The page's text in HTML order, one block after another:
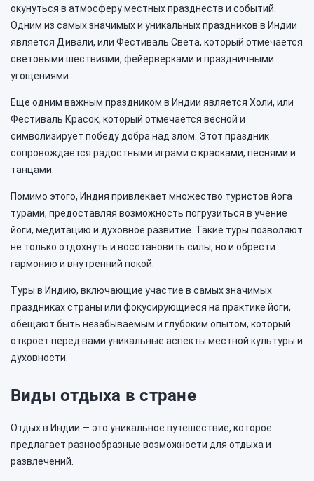
окунуться в атмосферу местных празднеств и событий.
Одним из самых значимых и уникальных праздников в Индии
является Дивали, или Фестиваль Света, который отмечается
световыми шествиями, фейерверками и праздничными
угощениями.
Еще одним важным праздником в Индии является Холи, или
Фестиваль Красок, который отмечается весной и
символизирует победу добра над злом. Этот праздник
сопровождается радостными играми с красками, песнями и
танцами.
Помимо этого, Индия привлекает множество туристов йога
турами, предоставляя возможность погрузиться в учение
йоги, медитацию и духовное развитие. Такие туры позволяют
не только отдохнуть и восстановить силы, но и обрести
гармонию и внутренний покой.
Туры в Индию, включающие участие в самых значимых
праздниках страны или фокусирующиеся на практике йоги,
обещают быть незабываемым и глубоким опытом, который
откроет перед вами уникальные аспекты местной культуры и
духовности.
Виды отдыха в стране
Отдых в Индии — это уникальное путешествие, которое
предлагает разнообразные возможности для отдыха и
развлечений.